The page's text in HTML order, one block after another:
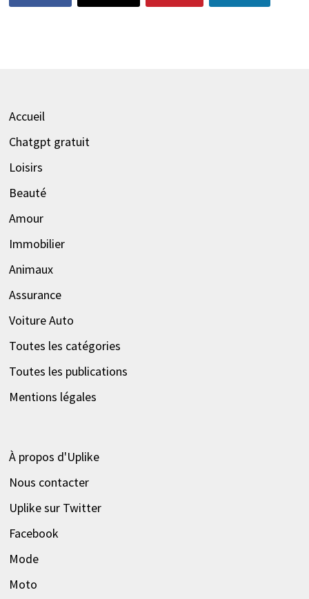
Accueil
Chatgpt gratuit
Loisirs
Beauté
Amour
Immobilier
Animaux
Assurance
Voiture Auto
Toutes les catégories
Toutes les publications
Mentions légales
À propos d'Uplike
Nous contacter
Uplike sur Twitter
Facebook
Mode
Moto